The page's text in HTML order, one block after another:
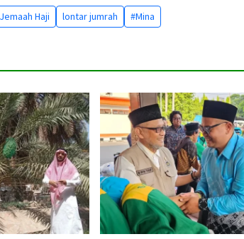
Jemaah Haji lontar jumrah #Mina